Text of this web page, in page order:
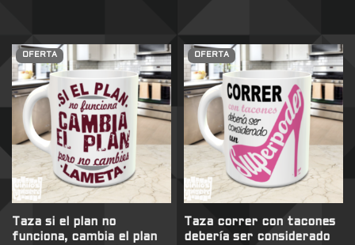
OFERTA
Taza si el plan no
funciona, cambia el plan
OFERTA
Taza correr con tacones
debería ser considerado